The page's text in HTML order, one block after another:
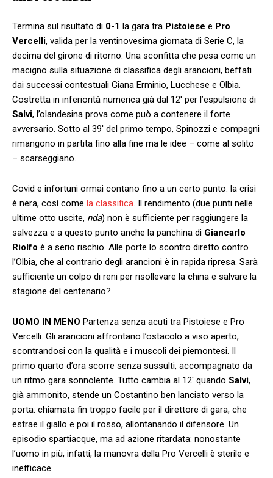
Termina sul risultato di 0-1 la gara tra Pistoiese e Pro
Vercelli, valida per la ventinovesima giornata di Serie C, la
decima del girone di ritorno. Una sconfitta che pesa come un
macigno sulla situazione di classifica degli arancioni, beffati
dai successi contestuali Giana Erminio, Lucchese e Olbia.
Costretta in inferiorità numerica già dal 12′ per l’espulsione di
Salvi, l’olandesina prova come può a contenere il forte
avversario. Sotto al 39′ del primo tempo, Spinozzi e compagni
rimangono in partita fino alla fine ma le idee – come al solito
– scarseggiano.
Covid e infortuni ormai contano fino a un certo punto: la crisi
è nera, così come la classifica. Il rendimento (due punti nelle
ultime otto uscite, nda) non è sufficiente per raggiungere la
salvezza e a questo punto anche la panchina di Giancarlo
Riolfo è a serio rischio. Alle porte lo scontro diretto contro
l’Olbia, che al contrario degli arancioni è in rapida ripresa. Sarà
sufficiente un colpo di reni per risollevare la china e salvare la
stagione del centenario?
UOMO IN MENO Partenza senza acuti tra Pistoiese e Pro
Vercelli. Gli arancioni affrontano l’ostacolo a viso aperto,
scontrandosi con la qualità e i muscoli dei piemontesi. Il
primo quarto d’ora scorre senza sussulti, accompagnato da
un ritmo gara sonnolente. Tutto cambia al 12′ quando Salvi,
già ammonito, stende un Costantino ben lanciato verso la
porta: chiamata fin troppo facile per il direttore di gara, che
estrae il giallo e poi il rosso, allontanando il difensore. Un
episodio spartiacque, ma ad azione ritardata: nonostante
l’uomo in più, infatti, la manovra della Pro Vercelli è sterile e
inefficace.